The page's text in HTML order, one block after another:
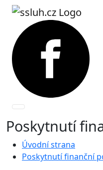
Poskytnutí
Úvodní strana
Poskytnutí finanční